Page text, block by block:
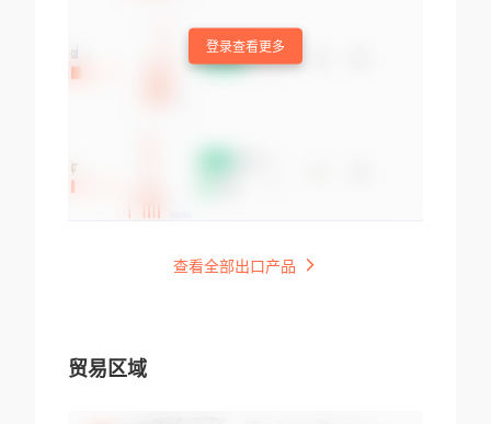
登录查看更多
查看全部出口产品
贸易区域